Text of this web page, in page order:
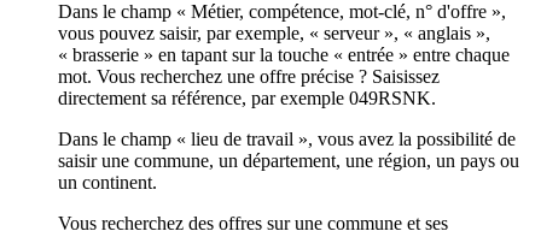
Dans le champ « Métier, compétence, mot-clé, n° d'offre »,
vous pouvez saisir, par exemple, « serveur », « anglais »,
« brasserie » en tapant sur la touche « entrée » entre chaque
mot. Vous recherchez une offre précise ? Saisissez
directement sa référence, par exemple 049RSNK.
Dans le champ « lieu de travail », vous avez la possibilité de
saisir une commune, un département, une région, un pays ou
un continent.
Vous recherchez des offres sur une commune et ses